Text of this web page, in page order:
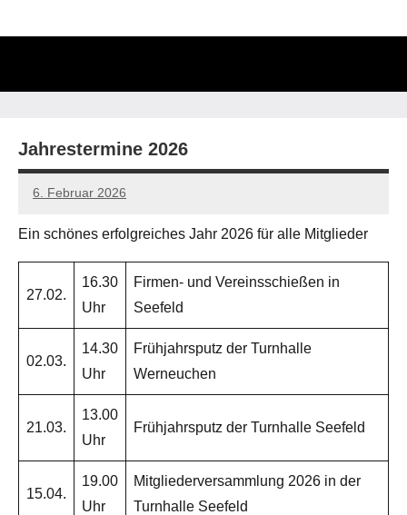
Inhalt
Jahrestermine 2026
6. Februar 2026
Viola
Ein schönes erfolgreiches Jahr 2026 für alle Mitglieder
27.02.
16.30
Uhr
Firmen- und Vereinsschießen in
Seefeld
02.03.
14.30
Uhr
Frühjahrsputz der Turnhalle
Werneuchen
21.03.
13.00
Uhr
Frühjahrsputz der Turnhalle Seefeld
15.04.
19.00
Uhr
Mitgliederversammlung 2026 in der
Turnhalle Seefeld